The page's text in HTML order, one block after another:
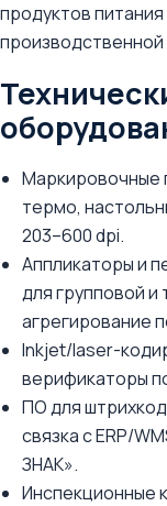
продуктов
Маркировочные
термо,
203–600 dpi.
Аппликаторы и
для групповой и
агрегирование
Inkjet/laser-
верификаторы
ПО для
связка с ERP/
ЗНАК».
Инспекционные